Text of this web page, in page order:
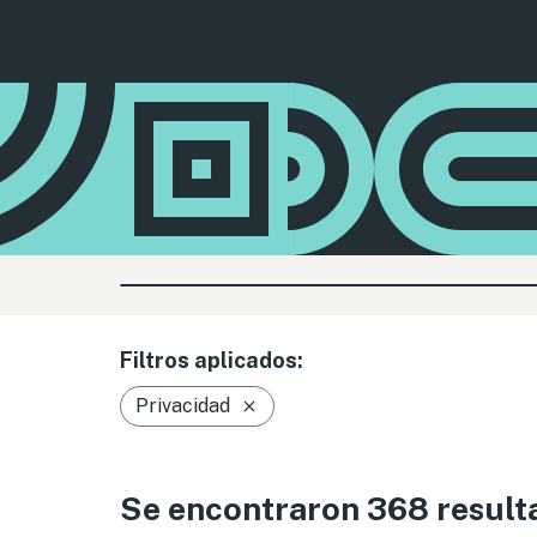
Filtros aplicados:
Privacidad
Se encontraron 368